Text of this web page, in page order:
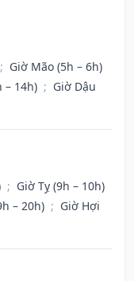
; Giờ Mão (5h – 6h)
– 14h) ; Giờ Dậu
; Giờ Tỵ (9h – 10h)
– 20h) ; Giờ Hợi